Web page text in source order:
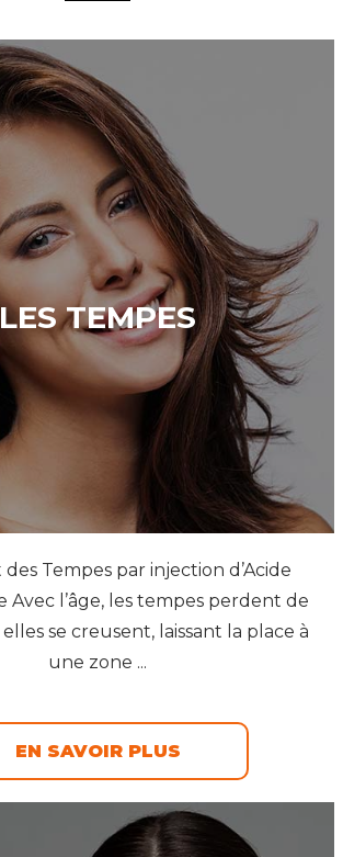
LES TEMPES
Tempes par injection d’Acide
Avec l’âge, les tempes perdent de
se creusent, laissant la place à
une zone ...
EN SAVOIR PLUS